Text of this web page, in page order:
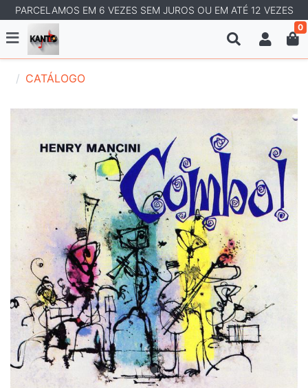
PARCELAMOS EM 6 VEZES SEM JUROS OU EM ATÉ 12 VEZES
0
CATÁLOGO